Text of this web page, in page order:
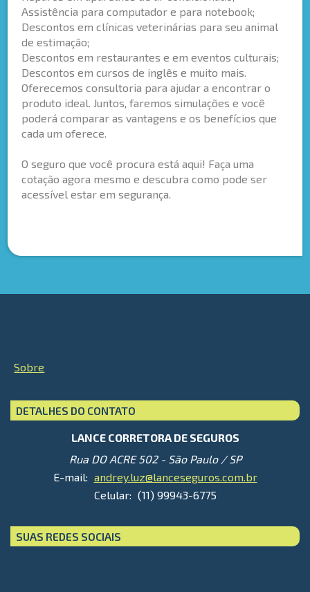
Assistência para computador e para notebook;
Descontos em clínicas veterinárias para seu animal
de estimação;
Descontos em restaurantes e em eventos culturais;
Descontos em cursos de inglês e muito mais.
Oferecemos consultoria para ajudar a encontrar o
produto ideal. Juntos, faremos simulações e você
poderá comparar as vantagens e os benefícios que
cada um oferece.
O seguro que você procura está aqui! Faça uma
cotação agora mesmo e descubra como pode ser
acessível estar em segurança.
Sobre
DETALHES DO CONTATO
LANCE CORRETORA DE SEGUROS
Rua DO ACRE 502 - São Paulo / SP
E-mail: andrey.luz@lanceseguros.com.br
Celular: (11) 99943-6775
SUAS REDES SOCIAIS